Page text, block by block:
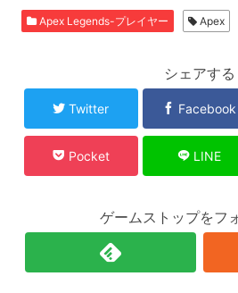
Apex Legends-プレイヤー Apex
シェアする
Twitter Facebook
Pocket LINE
ゲームストップをフ